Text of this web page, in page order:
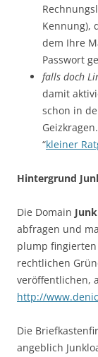
Kennung),
dem Ihre
Passwort
falls doch
damit
schon in
“kleiner
Hintergrund
Die Domain
abfragen und
plump fingierten
rechtlichen
veröffentlichen,
http://
Die
angeblich